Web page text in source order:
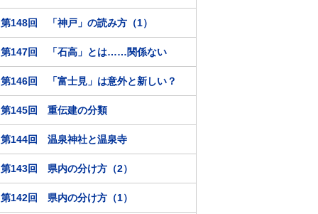
第148回 「神戸」の読み方（1）
第147回 「石高」とは……関係ない
第146回 「富士見」は意外と新しい？
第145回 重伝建の分類
第144回 温泉神社と温泉寺
第143回 県内の分け方（2）
第142回 県内の分け方（1）